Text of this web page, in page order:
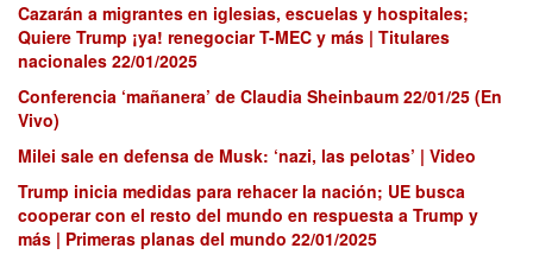
Cazarán a migrantes en iglesias, escuelas y hospitales;
Quiere Trump ¡ya! renegociar T-MEC y más | Titulares
nacionales 22/01/2025
Conferencia ‘mañanera’ de Claudia Sheinbaum 22/01/25 (En
Vivo)
Milei sale en defensa de Musk: ‘nazi, las pelotas’ | Video
Trump inicia medidas para rehacer la nación; UE busca
cooperar con el resto del mundo en respuesta a Trump y
más | Primeras planas del mundo 22/01/2025